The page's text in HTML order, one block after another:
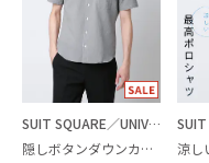
SUIT SQUARE／UNIVERSAL LANGUAGE
隠しボタンダウンカラーシャツ